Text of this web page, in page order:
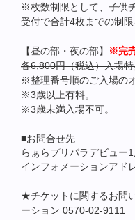
※枚数制限として、子供
受付で合計4枚までの制限
【昼の部・夜の部】
※完
各6,800円（税込）入場
※整理番号順のご入場の
※3歳以上有料。
※3歳未満入場不可。
■お問合せ先
らぁらプリパラデビュー
インフォメーションアド
★チケットに関するお問
ーション 0570-02-9111